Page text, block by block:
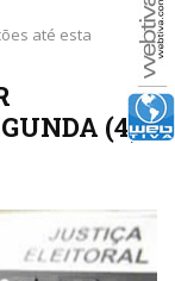
até esta
(4)